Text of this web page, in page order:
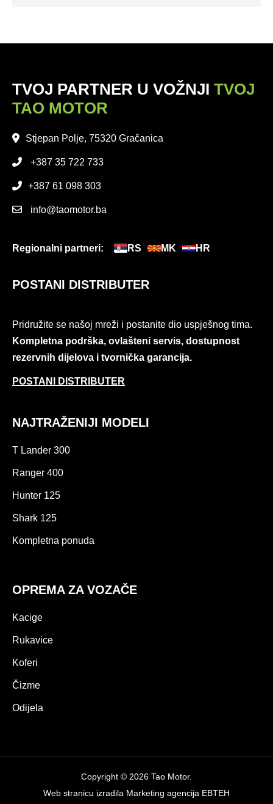
TVOJ PARTNER U VOŽNJI TVOJ
TAO MOTOR
Stjepan Polje, 75320 Gračanica
+387 35 722 733
+387 61 098 303
info@taomotor.ba
Regionalni partneri: RS MK HR
POSTANI DISTRIBUTER
Pridružite se našoj mreži i postanite dio uspješnog tima.
Kompletna podrška, ovlašteni servis, dostupnost
rezervnih dijelova i tvornička garancija.
POSTANI DISTRIBUTER
NAJTRAŽENIJI MODELI
T Lander 300
Ranger 400
Hunter 125
Shark 125
Kompletna ponuda
OPREMA ZA VOZAČE
Kacige
Rukavice
Koferi
Čizme
Odijela
Copyright © 2026 Tao Motor.
Web stranicu izradila Marketing agencija EBTEH